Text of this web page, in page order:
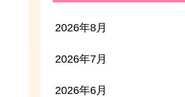
2026年8月
2026年7月
2026年6月